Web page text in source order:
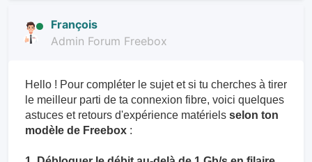
François
Admin Forum Freebox
Hello ! Pour compléter le sujet et si tu cherches à tirer
le meilleur parti de ta connexion fibre, voici quelques
astuces et retours d'expérience matériels selon ton
modèle de Freebox :